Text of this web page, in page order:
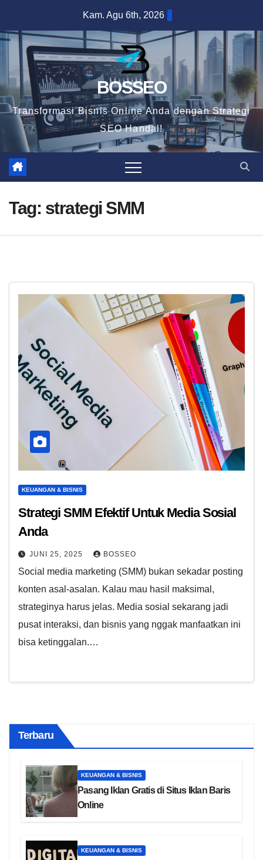
content
Kam. Agu 6th, 2026
BOSSEO
Transformasi Bisnis Online Anda dengan Strategi
SEO Handal!
Tag: strategi SMM
KEUANGAN & BISNIS
Strategi SMM Efektif Untuk Media Sosial
Anda
JUNI 25, 2025 BOSSEO
Social media marketing (SMM) bukan sekadar posting
konten asal-asalan. Kalau mau hasil maksimal,
strateginya harus jelas. Media sosial sekarang jadi
pusat interaksi, dan bisnis yang nggak manfaatkan ini
bisa ketinggalan.…
Terbaru
KEUANGAN & BISNIS
Pasang Iklan Gratis di Situs Iklan Baris
Online
KEUANGAN & BISNIS